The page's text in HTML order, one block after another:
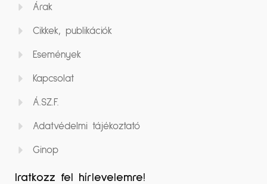
Árak
Cikkek, publikációk
Események
Kapcsolat
Á.SZ.F.
Adatvédelmi tájékoztató
Ginop
Iratkozz fel hírlevelemre!